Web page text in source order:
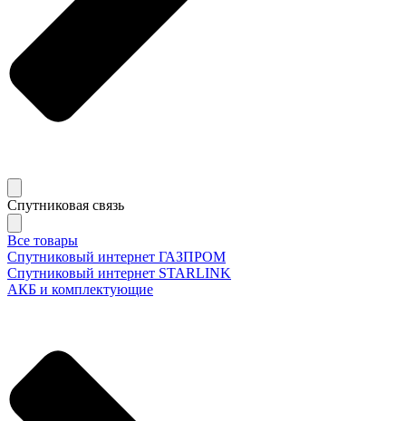
Спутниковая связь
Все товары
Спутниковый интернет ГАЗПРОМ
Спутниковый интернет STARLINK
АКБ и комплектующие